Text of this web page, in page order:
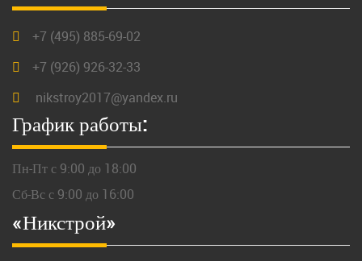
+7 (495) 885-69-02
+7 (926) 926-32-33
nikstroy2017@yandex.ru
График работы:
Пн-Пт с 9:00 до 18:00
Сб-Вс с 9:00 до 16:00
«Никстрой»